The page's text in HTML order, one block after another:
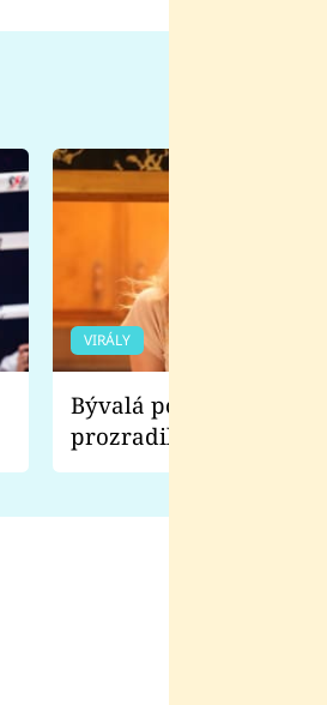
VIRÁLY
Bývalá pornoherečka
prozradila, co ji
natáčení Euforie.